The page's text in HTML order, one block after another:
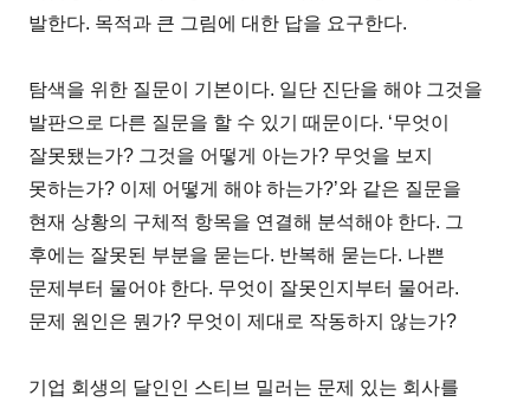
발한다. 목적과 큰 그림에 대한 답을 요구한다.
탐색을 위한 질문이 기본이다. 일단 진단을 해야 그것을
발판으로 다른 질문을 할 수 있기 때문이다. ‘무엇이
잘못됐는가? 그것을 어떻게 아는가? 무엇을 보지
못하는가? 이제 어떻게 해야 하는가?’와 같은 질문을
현재 상황의 구체적 항목을 연결해 분석해야 한다. 그
후에는 잘못된 부분을 묻는다. 반복해 묻는다. 나쁜
문제부터 물어야 한다. 무엇이 잘못인지부터 물어라.
문제 원인은 뭔가? 무엇이 제대로 작동하지 않는가?
기업 회생의 달인인 스티브 밀러는 문제 있는 회사를